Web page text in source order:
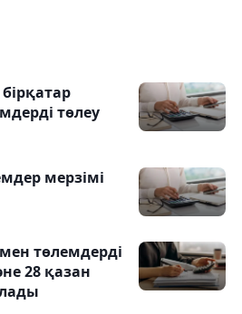
төлеу
мерзімі
төлемдерді
28 қазан